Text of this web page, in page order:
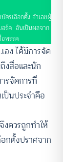
ตรเลือกตั้ง จำเลขผู้
อร์ด อันเป็นผลจาก
อพรรค
อง ได้มีการจัด
งสื่อและนัก
รจัดการที่
ป็นประจำคือ
ควรถูกทำให้
กตั้งปราศจาก